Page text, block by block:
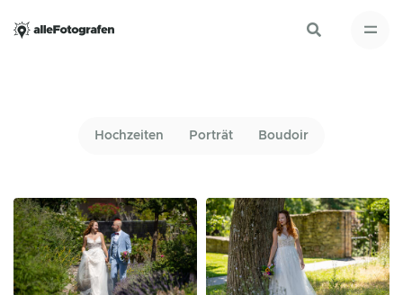
Hochzeiten Porträt Boudoir